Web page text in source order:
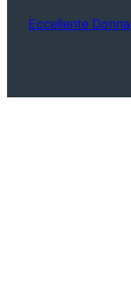
Eccellente Donna